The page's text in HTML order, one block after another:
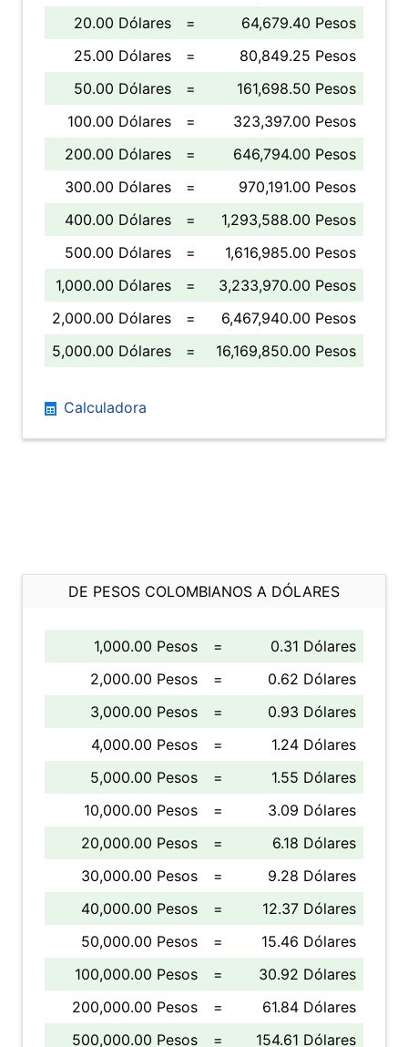
20.00 Dólares
=
64,679.40 Pesos
25.00 Dólares
=
80,849.25 Pesos
50.00 Dólares
=
161,698.50 Pesos
100.00 Dólares
=
323,397.00 Pesos
200.00 Dólares
=
646,794.00 Pesos
300.00 Dólares
=
970,191.00 Pesos
400.00 Dólares
=
1,293,588.00 Pesos
500.00 Dólares
=
1,616,985.00 Pesos
1,000.00 Dólares
=
3,233,970.00 Pesos
2,000.00 Dólares
=
6,467,940.00 Pesos
5,000.00 Dólares
= 16,169,850.00 Pesos
Calculadora
DE PESOS COLOMBIANOS A DÓLARES
1,000.00 Pesos =
0.31 Dólares
2,000.00 Pesos
=
0.62 Dólares
3,000.00 Pesos
=
0.93 Dólares
4,000.00 Pesos
=
1.24 Dólares
5,000.00 Pesos
=
1.55 Dólares
10,000.00 Pesos
=
3.09 Dólares
20,000.00 Pesos
=
6.18 Dólares
30,000.00 Pesos
=
9.28 Dólares
40,000.00 Pesos
=
12.37 Dólares
50,000.00 Pesos
=
15.46 Dólares
100,000.00 Pesos
=
30.92 Dólares
200,000.00 Pesos
=
61.84 Dólares
500,000.00 Pesos
= 154.61 Dólares